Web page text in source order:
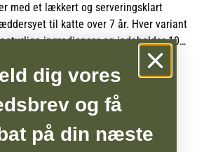
med et lækkert og serveringsklart
til katte over 7 år. Hver variant
ingredienser og indeholder 100
tilsat sukker eller korn.
med makrel, laks, kylling og
og nydelse for den ældre kat.
dig vores
og få
på din næste